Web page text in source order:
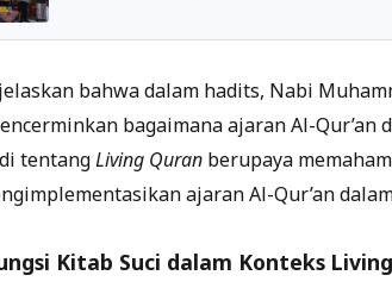
bahwa dalam hadits, Nabi
bagaimana ajaran Al-
tentangLiving Quran berupaya
ajaran Al-Qur’an
Kitab Suci dalam Konteks